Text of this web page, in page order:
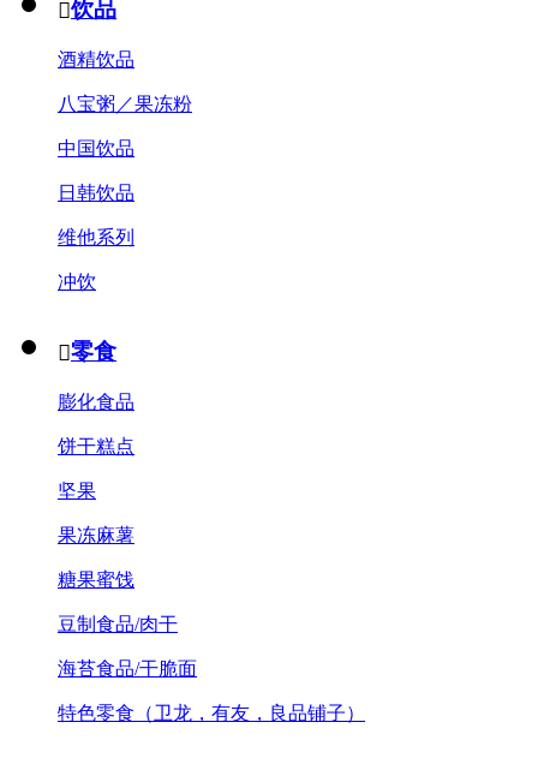
饮品
酒精饮品
八宝粥／果冻粉
中国饮品
日韩饮品
维他系列
冲饮
零食
膨化食品
饼干糕点
坚果
果冻麻薯
糖果蜜饯
豆制食品/肉干
海苔食品/干脆面
特色零食（卫龙，有友，良品铺子）